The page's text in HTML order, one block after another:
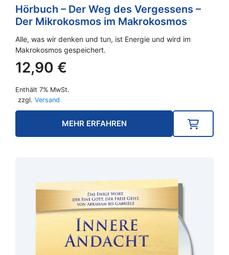
Hörbuch – Der Weg des Vergessens –
Der Mikrokosmos im Makrokosmos
Alle, was wir denken und tun, ist Energie und wird im
Makrokosmos gespeichert.
12,90 €
Enthält 7% MwSt.
zzgl. Versand
MEHR ERFAHREN